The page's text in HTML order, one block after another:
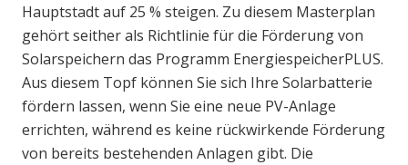
Hauptstadt auf 25 % steigen. Zu diesem Masterplan
gehört seither als Richtlinie für die Förderung von
Solarspeichern das Programm EnergiespeicherPLUS.
Aus diesem Topf können Sie sich Ihre Solarbatterie
fördern lassen, wenn Sie eine neue PV-Anlage
errichten, während es keine rückwirkende Förderung
von bereits bestehenden Anlagen gibt. Die